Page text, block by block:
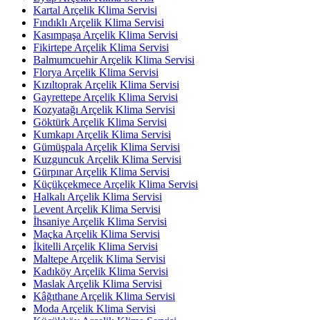
Kartal Arçelik Klima Servisi
Fındıklı Arçelik Klima Servisi
Kasımpaşa Arçelik Klima Servisi
Fikirtepe Arçelik Klima Servisi
Balmumcuehir Arçelik Klima Servisi
Florya Arçelik Klima Servisi
Kızıltoprak Arçelik Klima Servisi
Gayrettepe Arçelik Klima Servisi
Kozyatağı Arçelik Klima Servisi
Göktürk Arçelik Klima Servisi
Kumkapı Arçelik Klima Servisi
Gümüşpala Arçelik Klima Servisi
Kuzguncuk Arçelik Klima Servisi
Gürpınar Arçelik Klima Servisi
Küçükçekmece Arçelik Klima Servisi
Halkalı Arçelik Klima Servisi
Levent Arçelik Klima Servisi
İhsaniye Arçelik Klima Servisi
Maçka Arçelik Klima Servisi
İkitelli Arçelik Klima Servisi
Maltepe Arçelik Klima Servisi
Kadıköy Arçelik Klima Servisi
Maslak Arçelik Klima Servisi
Kâğıthane Arçelik Klima Servisi
Moda Arçelik Klima Servisi